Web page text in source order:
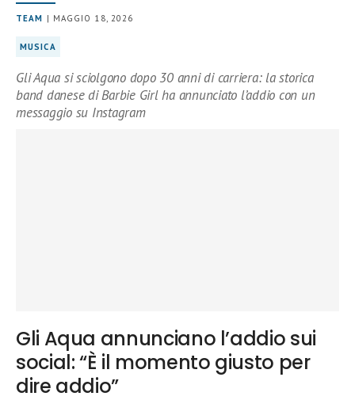
TEAM | MAGGIO 18, 2026
MUSICA
Gli Aqua si sciolgono dopo 30 anni di carriera: la storica
band danese di Barbie Girl ha annunciato l’addio con un
messaggio su Instagram
Gli Aqua annunciano l’addio sui
social: “È il momento giusto per
dire addio”